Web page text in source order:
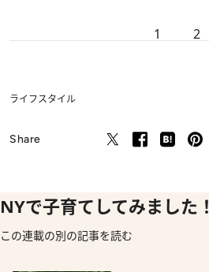
1 2
ライフスタイル
Share
NYで子育てしてみました！
この連載の別の記事を読む